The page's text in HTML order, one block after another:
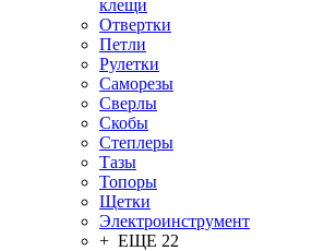
клещи
Отвертки
Петли
Рулетки
Саморезы
Сверлы
Скобы
Степлеры
Тазы
Топоры
Щетки
Электроинструмент
+ ЕЩЕ 22